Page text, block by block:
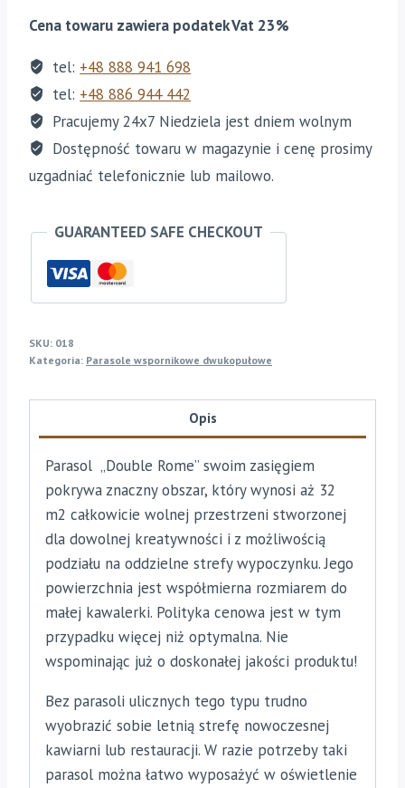
w
Lux
w
kształcie
litery
„V”
dwukopułowy
„Double
Rome”
Cena towaru zawiera podatek Vat 23%
tel: +48 888 941 698
tel: +48 886 944 442
Pracujemy 24x7 Niedziela jest dniem wolnym
Dostępność towaru w magazynie i cenę prosimy
uzgadniać telefonicznie lub mailowo.
GUARANTEED SAFE CHECKOUT
SKU: 018
Kategoria: Parasole wspornikowe dwukopułowe
Opis
Parasol „Double Rome” swoim zasięgiem
pokrywa znaczny obszar, który wynosi aż 32
m2 całkowicie wolnej przestrzeni stworzonej
dla dowolnej kreatywności i z możliwością
podziału na oddzielne strefy wypoczynku. Jego
powierzchnia jest współmierna rozmiarem do
małej kawalerki. Polityka cenowa jest w tym
przypadku więcej niż optymalna. Nie
wspominając już o doskonałej jakości produktu!
Bez parasoli ulicznych tego typu trudno
wyobrazić sobie letnią strefę nowoczesnej
kawiarni lub restauracji. W razie potrzeby taki
parasol można łatwo wyposażyć w oświetlenie